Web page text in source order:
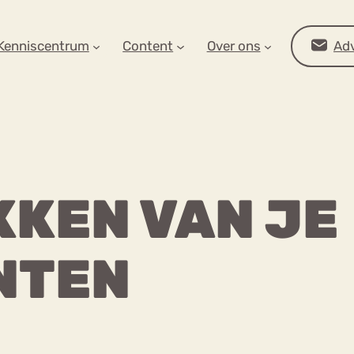
Content Over ons
VAN JE
OP ZOEK?